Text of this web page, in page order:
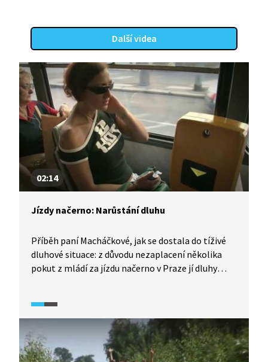
Další videa
02:14
Jízdy načerno: Narůstání dluhu
Příběh paní Macháčkové, jak se dostala do tíživé
dluhové situace: z důvodu nezaplacení několika
pokut z mládí za jízdu načerno v Praze jí dluhy
tolikrát načerno.